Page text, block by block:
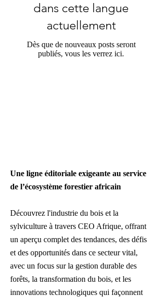
dans cette langue
actuellement
Dès que de nouveaux posts seront
publiés, vous les verrez ici.
Une ligne éditoriale exigeante au service
de l’écosystème forestier africain
Découvrez l'industrie du bois et la
sylviculture à travers CEO Afrique, offrant
un aperçu complet des tendances, des défis
et des opportunités dans ce secteur vital,
avec un focus sur la gestion durable des
forêts, la transformation du bois, et les
innovations technologiques qui façonnent